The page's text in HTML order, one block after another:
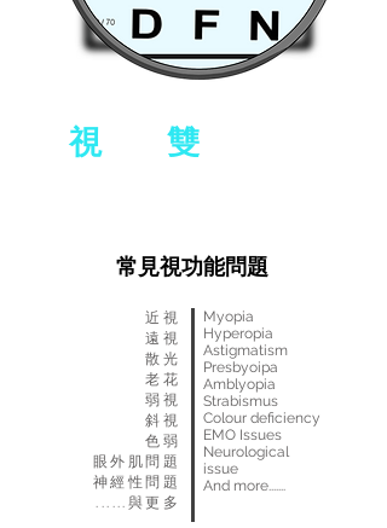
視力與 雙眼協調
常見視功能問題
Myopia
Hyperopia
Astigmatism
Presbyoipa
Amblyopia
Strabismus
Colour deficiency
EMO Issues
Neurological
issue
And more.......
近視
遠視
散光
老花
弱視
斜視
​色弱
眼外肌問題
神經性問題
​......與更多